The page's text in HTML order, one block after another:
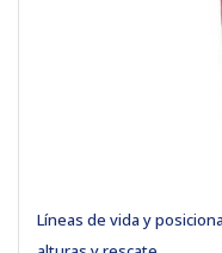
Líneas de vida y